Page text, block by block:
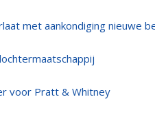
met aankondiging nieuwe
voor Pratt & Whitney